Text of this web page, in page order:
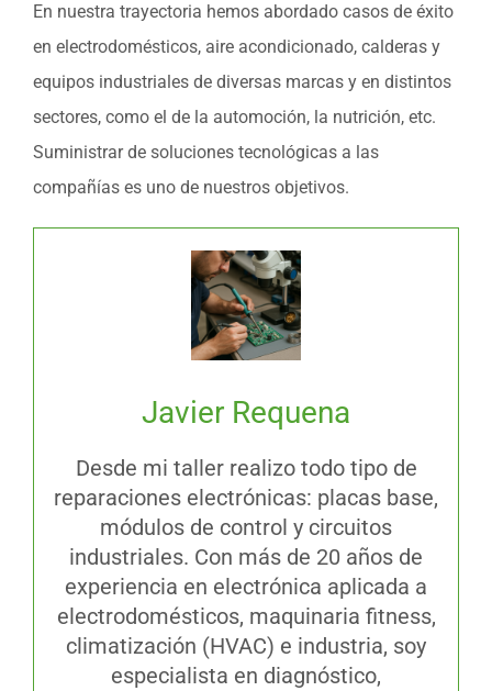
En nuestra trayectoria hemos abordado casos de éxito
en electrodomésticos, aire acondicionado, calderas y
equipos industriales de diversas marcas y en distintos
sectores, como el de la automoción, la nutrición, etc.
Suministrar de soluciones tecnológicas a las
compañías es uno de nuestros objetivos.
Javier Requena
Desde mi taller realizo todo tipo de
reparaciones electrónicas: placas base,
módulos de control y circuitos
industriales. Con más de 20 años de
experiencia en electrónica aplicada a
electrodomésticos, maquinaria fitness,
climatización (HVAC) e industria, soy
especialista en diagnóstico,